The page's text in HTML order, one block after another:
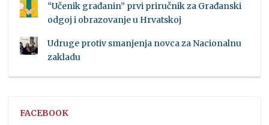
“Učenik građanin” prvi priručnik za Građanski
odgoj i obrazovanje u Hrvatskoj
Udruge protiv smanjenja novca za Nacionalnu
zakladu
FACEBOOK